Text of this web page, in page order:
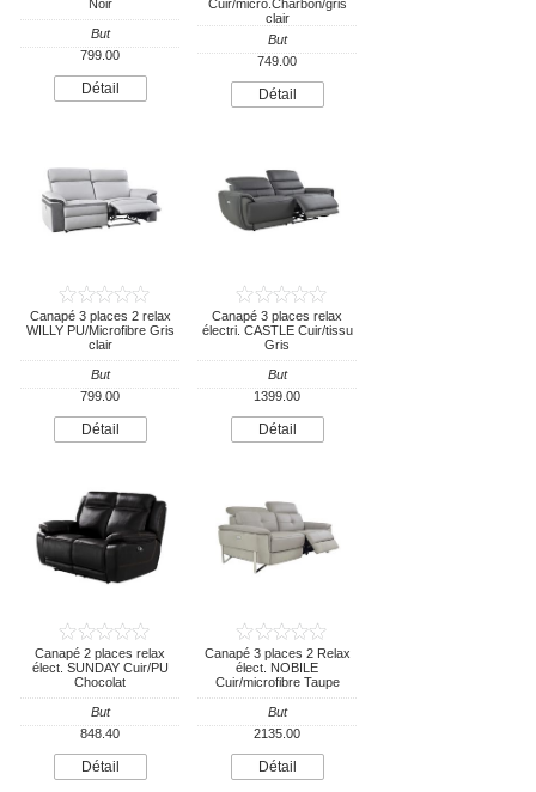
Noir
But
799.00
Détail
Cuir/micro.Charbon/gris
clair
But
749.00
Détail
Canapé 3 places 2 relax
WILLY PU/Microfibre Gris
clair
But
799.00
Détail
Canapé 3 places relax
électri. CASTLE Cuir/tissu
Gris
But
1399.00
Détail
Canapé 2 places relax
élect. SUNDAY Cuir/PU
Chocolat
But
848.40
Détail
Canapé 3 places 2 Relax
élect. NOBILE
Cuir/microfibre Taupe
But
2135.00
Détail